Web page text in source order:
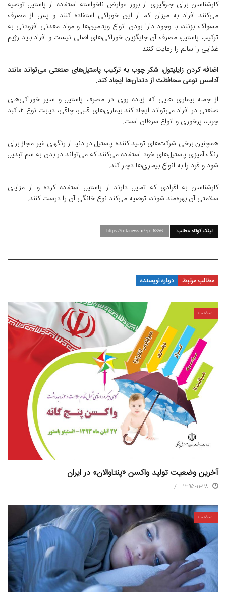
کارشناسان برای جلوگیری از بروز عوارض ناخواسته استفاده از پاستیل توصیه
می‌کنند افراد به میزان کم از این خوراکی استفاده کنند و پس از مصرف
مسواک بزنند، با وجود دارا بودن انواع ویتامین‌ها و مواد معدنی افزودنی به
ترکیب پاستیل، مصرف آن جایگزین خوراکی‌های اصلی نیست و افراد باید رژیم
غذایی را سالم را رعایت کنند.
اضافه کردن زایلیتول، شکر چوب به ترکیب پاستیل‌های صنعتی می‌تواند مانند
آدامس نوعی محافظت از دندان‌ها ایجاد کند.
از جمله بیماری هایی که زیاده روی در مصرف پاستیل و سایر خوراکی‌های
صنعتی در افراد می‌تواند ایجاد کند بیماری‌های قلبی، چاقی، دیابت نوع ۲، کبد
چرب، پرخوری و انواع سرطان است.
همچنین برخی شرکت‌های تولید کننده پاستیل در دنیا از رنگهای غیر مجاز برای
رنگ آمیزی پاستیل‌های خود استفاده می‌کنند که می‌تواند در بدن به سم تبدیل
شود و فرد را به انواع بیماری‌ها دچار کند.
کارشناسان به افرادی که تمایل دارند از پاستیل استفاده کرده و از مزایای
سلامتی آن بهره‌مند شوند، توصیه می‌کند نوع خانگی آن را درست کنند.
لینک کوتاه مطلب: https://tritanews.ir/?p=6356
مطالب مرتبط درباره نویسنده
سلامت
آخرین وضعیت تولید واکسن «پنتاوالان» در ایران
1395-11-28
سلامت